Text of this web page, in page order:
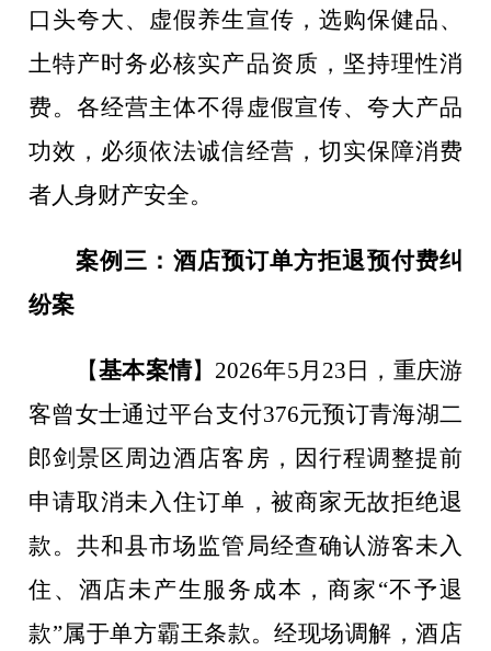
口头夸大、虚假养生宣传，选购保健品、
土特产时务必核实产品资质，坚持理性消
费。各经营主体不得虚假宣传、夸大产品
功效，必须依法诚信经营，切实保障消费
者人身财产安全。
案例三：酒店预订单方拒退预付费纠
纷案
【基本案情】 2026年5 月 23 日，重庆游
客曾女士通过平台支付376元预订青海湖二
郎剑景区周边酒店客房，因行程调整提前
申请取消未入住订单，被商家无故拒绝退
款。共和县市场监管局经查确认游客未入
住、酒店未产生服务成本，商家“不予退
款”属于单方霸王条款。经现场调解，酒店